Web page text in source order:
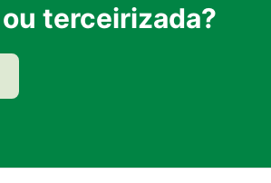
terceirizada?